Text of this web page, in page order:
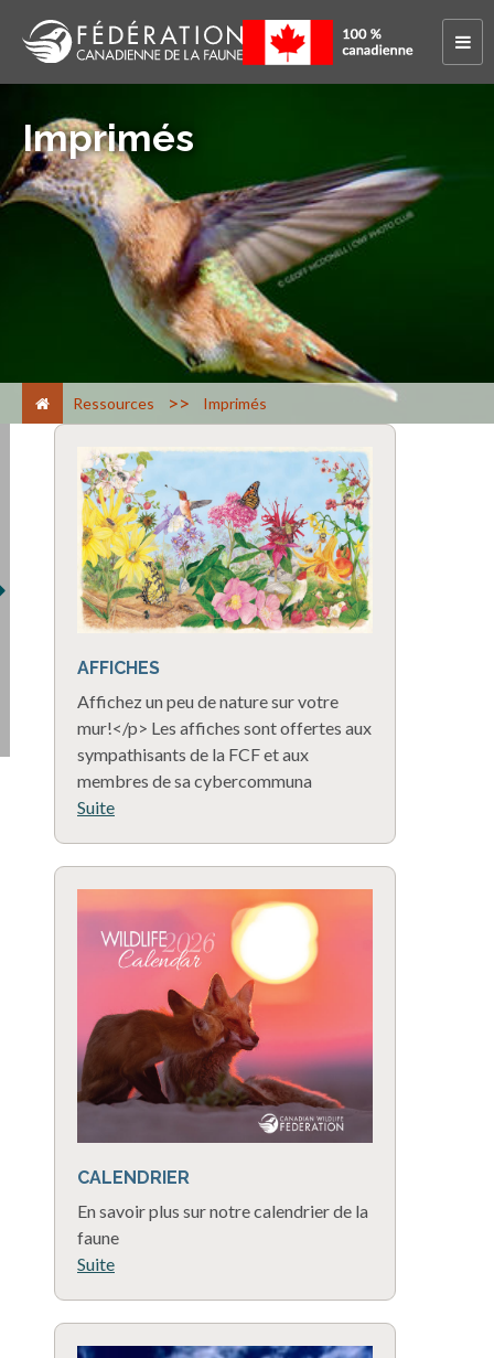
Imprimés
Ressources > Imprimés
AFFICHES
Affichez un peu de nature sur votre
mur!</p> Les affiches sont offertes aux
sympathisants de la FCF et aux
membres de sa cybercommuna
Suite
CALENDRIER
En savoir plus sur notre calendrier de la
faune
Suite